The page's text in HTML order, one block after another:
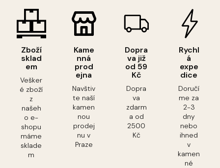
Zboží
sklad
em
Vešker
é zboží
z
našeh
o e-
shopu
máme
sklade
m
Kame
nná
prod
ejna
Navštiv
te naší
kamen
nou
prodej
nu v
Praze
Dopra
va již
od 59
Kč
Dopra
va
zdarm
a od
2500
Kč
Rychl
á
expe
dice
Doručí
me za
2-3
dny
nebo
ihned
v
kamen
né